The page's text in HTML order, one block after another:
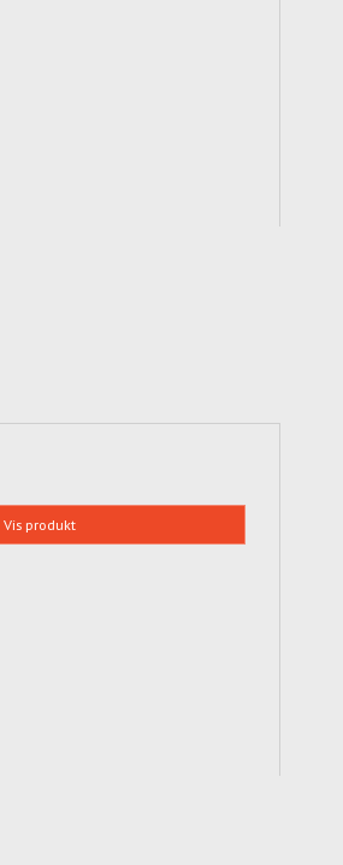
Vis produkt